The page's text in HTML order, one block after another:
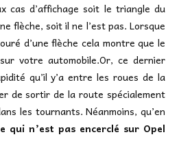
cas d’affichage soit le triangle du
flèche, soit il ne l’est pas. Lorsque
d’une flèche cela montre que le
votre automobile.Or, ce dernier
qu’il y’a entre les roues de la
de sortir de la route spécialement
les tournants. Néanmoins, qu’en
qui n’est pas encerclé sur Opel